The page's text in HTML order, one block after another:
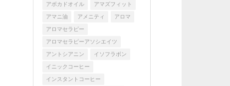
アボカドオイル アマズフィット
アマニ油 アメニティ アロマ
アロマセラピー
アロマセラピーアソシエイツ
アントシアニン イソフラボン
イニックコーヒー
インスタントコーヒー